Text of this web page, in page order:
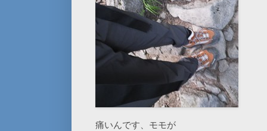
痛いんです、モモが